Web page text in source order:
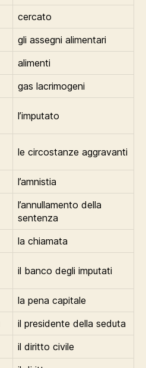
cercato
gli assegni alimentari
alimenti
gas lacrimogeni
l’imputato
le circostanze aggravanti
l’amnistia
l’annullamento della
sentenza
la chiamata
il banco degli imputati
la pena capitale
il presidente della seduta
il diritto civile